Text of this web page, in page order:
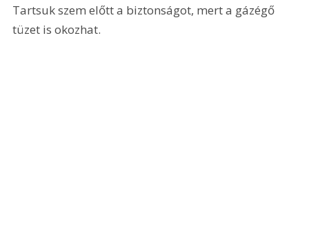
Tartsuk szem előtt a biztonságot, mert a gázégő
tüzet is okozhat.